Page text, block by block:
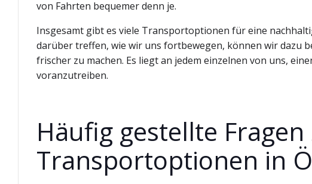
von Fahrten bequemer denn je.
Insgesamt gibt es viele Transportoptionen für eine
darüber treffen, wie wir uns fortbewegen, können wir dazu
frischer zu machen. Es liegt an jedem einzelnen von uns,
voranzutreiben.
Häufig gestellte Fragen
Transportoptionen in